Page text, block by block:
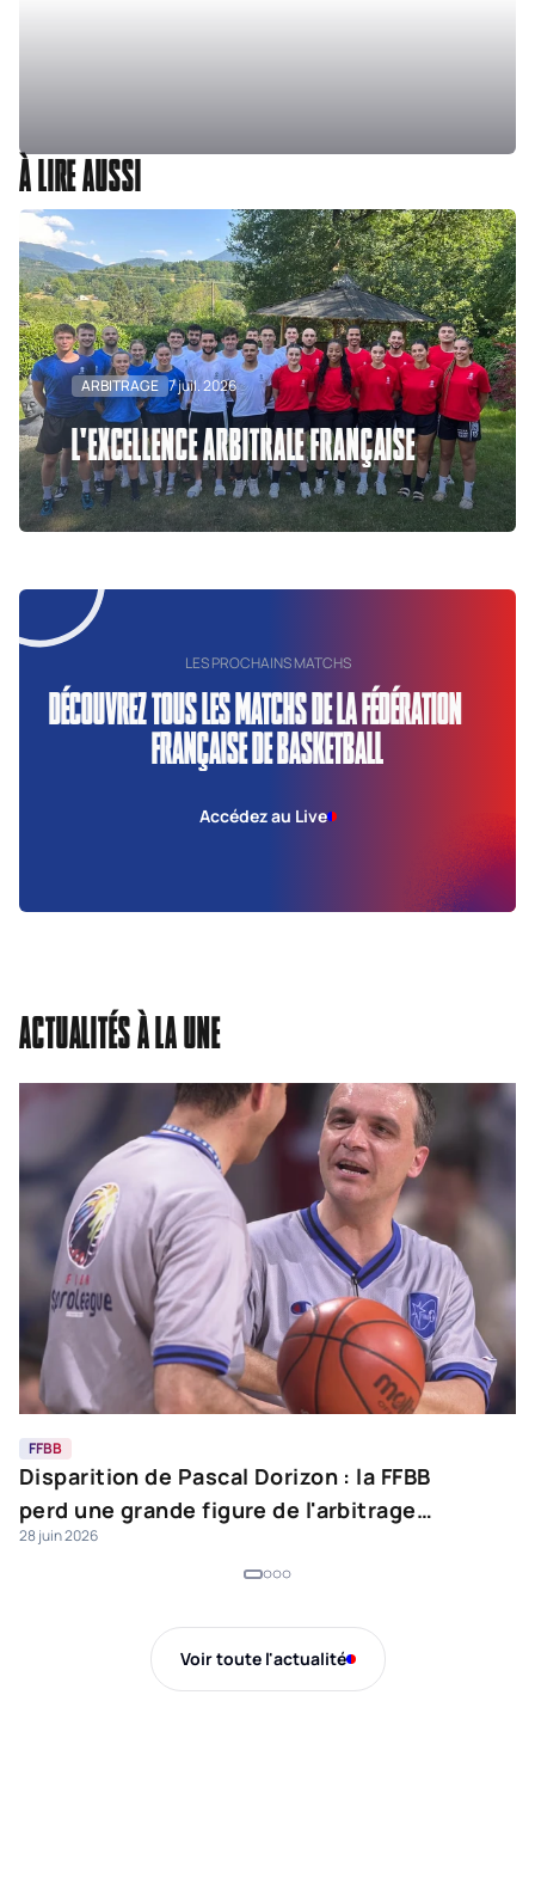
À LIRE AUSSI
ARBITRAGE 7 juil. 2026
L'EXCELLENCE ARBITRALE FRANÇAISE
LES PROCHAINS MATCHS
DÉCOUVREZ TOUS LES MATCHS DE LA FÉDÉRATION
FRANÇAISE DE BASKETBALL
Accédez au Live
ACTUALITÉS À LA UNE
FFBB
Disparition de Pascal Dorizon : la FFBB
perd une grande figure de l'arbitrage
français
28 juin 2026
Voir toute l'actualité